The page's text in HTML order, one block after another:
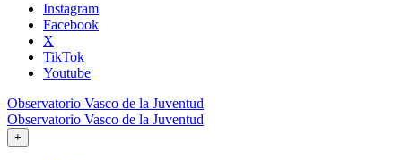
Instagram
Facebook
X
TikTok
Youtube
Observatorio Vasco de la Juventud
Observatorio Vasco de la Juventud
+